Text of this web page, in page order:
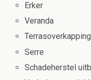
Erker
Veranda
Terrasoverkapping
Serre
Schadeherstel